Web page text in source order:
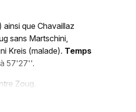
ainsi que Chavaillaz
sans Martschini,
Kreis (malade). Temps
57'27''.
Zoug.